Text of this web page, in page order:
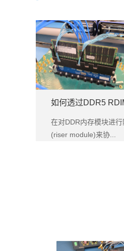
如何透过DDR5
在对DDR内存模块进
(riser module)来协...